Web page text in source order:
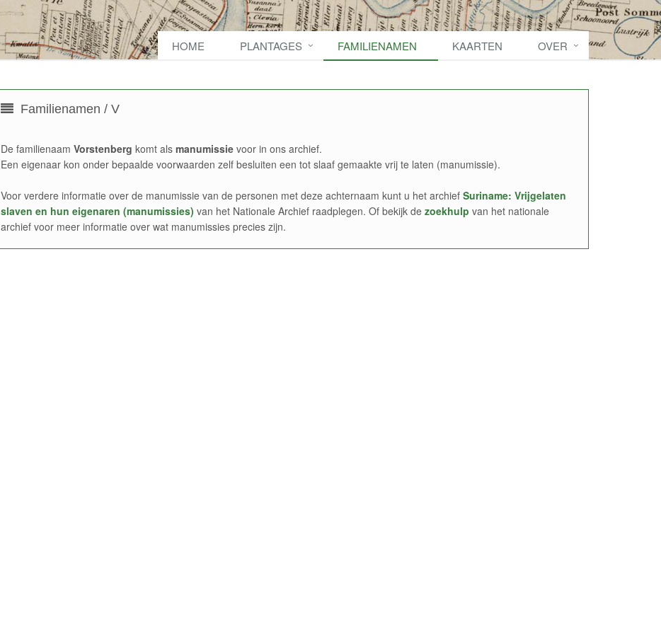
HOME PLANTAGES FAMILIENAMEN KAARTEN OVER
Familienamen / V
De familienaam Vorstenberg komt als manumissievoor in ons archief.
Een eigenaar kon onder bepaalde voorwaarden zelf besluiten een tot slaaf gemaakte vrij te laten (manumissie).
Voor verdere informatie over de manumissie van de personen met deze achternaam kunt u het archief Suriname: Vrijgelaten
slaven en hun eigenaren (manumissies) van het Nationale Archief raadplegen. Of bekijk de zoekhulp van het nationale
archief voor meer informatie over wat manumissies precies zijn.